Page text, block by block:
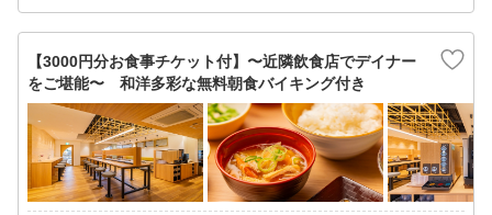
【3000円分お食事チケット付】〜近隣飲食店でデイナー
をご堪能〜 和洋多彩な無料朝食バイキング付き